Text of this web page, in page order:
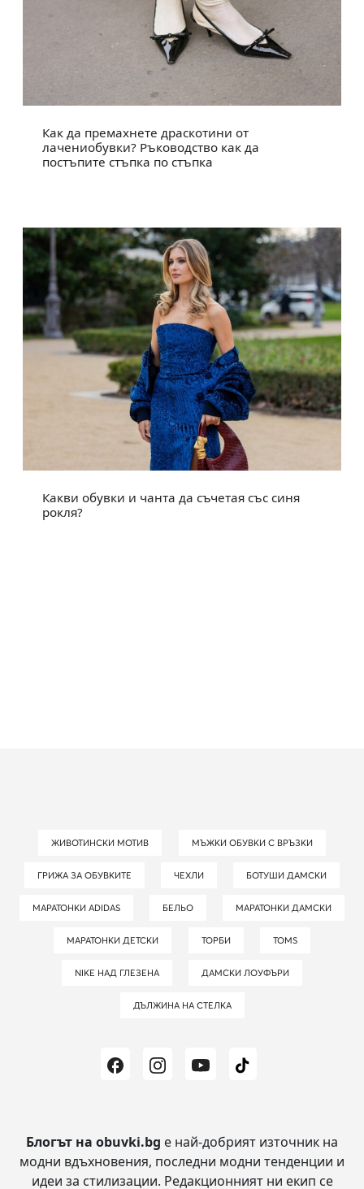
Как да премахнете драскотини от
лачениобувки? Ръководство как да
постъпите стъпка по стъпка
Какви обувки и чанта да съчетая със синя
рокля?
ЖИВОТИНСКИ МОТИВ МЪЖКИ ОБУВКИ С ВРЪЗКИ
ГРИЖА ЗА ОБУВКИТЕ ЧЕХЛИ БОТУШИ ДАМСКИ
МАРАТОНКИ ADIDAS БЕЛЬО МАРАТОНКИ ДАМСКИ
МАРАТОНКИ ДЕТСКИ ТОРБИ TOMS
NIKE НАД ГЛЕЗЕНА ДАМСКИ ЛОУФЪРИ
ДЪЛЖИНА НА СТЕЛКА
Блогът на obuvki.bg е най-добрият източник на
модни вдъхновения, последни модни тенденции и
идеи за стилизации. Редакционният ни екип се